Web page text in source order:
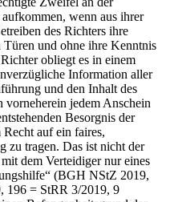
wenn aus ihrer
des Richters ihre
Türen und ohne ihre Kenntnis
obliegt es in einem
Information aller
und den Inhalt des
vorneherein jedem Anschein
Besorgnis der
auf ein faires,
zu tragen. Das ist nicht der
dem Verteidiger nur eines
(BGH NStZ 2019,
196 = StRR 3/2019, 9